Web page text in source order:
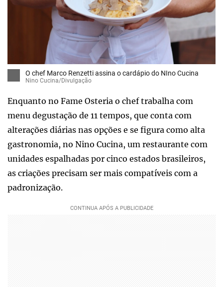
O chef Marco Renzetti assina o cardápio do NIno Cucina
Nino Cucina/Divulgação
Enquanto no Fame Osteria o chef trabalha com
menu degustação de 11 tempos, que conta com
alterações diárias nas opções e se figura como alta
gastronomia, no Nino Cucina, um restaurante com
unidades espalhadas por cinco estados brasileiros,
as criações precisam ser mais compatíveis com a
padronização.